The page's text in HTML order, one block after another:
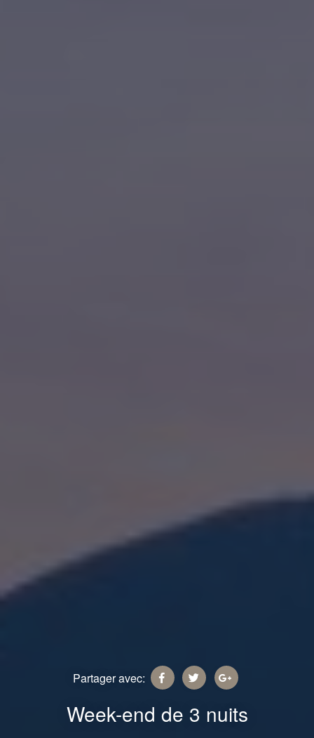
Partager avec:
Week-end de 3 nuits